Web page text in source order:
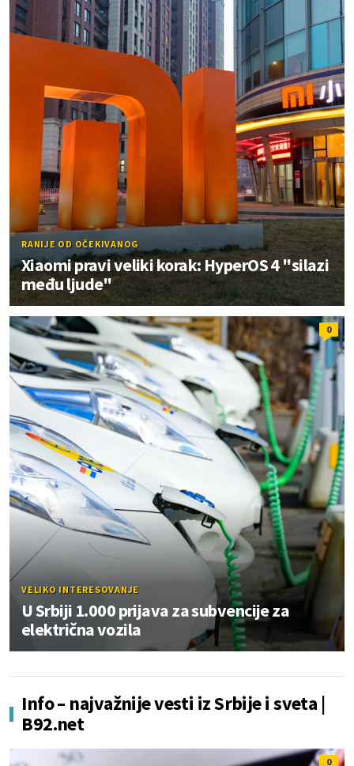
RANIJE OD OČEKIVANOG
Xiaomi pravi veliki korak: HyperOS 4 "silazi
među ljude"
0
VELIKO INTERESOVANJE
U Srbiji 1.000 prijava za subvencije za
električna vozila
Info – najvažnije vesti iz Srbije i sveta |
B92.net
0